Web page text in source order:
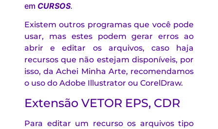
em CURSOS.
Existem outros programas que você pode
usar, mas estes podem gerar erros ao
abrir e editar os arquivos, caso haja
recursos que não estejam disponíveis, por
isso, da Achei Minha Arte, recomendamos
o uso do Adobe Illustrator ou CorelDraw.
Extensão VETOR EPS, CDR
Para editar um recurso os arquivos tipo